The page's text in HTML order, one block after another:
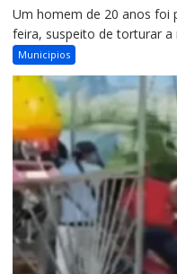
Um homem de 20 anos foi
feira, suspeito de torturar a
Municipios